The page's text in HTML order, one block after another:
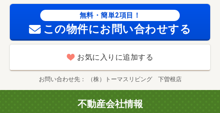
無料・簡単2項目！
この物件にお問い合わせする
お気に入りに追加する
お問い合わせ先 （株）トーマスリビング 下曽根店
不動産会社情報